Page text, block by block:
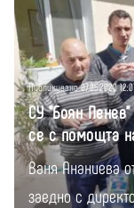
Публикувано 07.05.2020
СУ "Боян
се с помощта
Ваня Ананиева
заедно с